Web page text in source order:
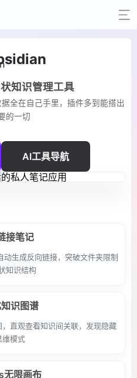
知识管理工具
全在自己手里，插件多到能搭出
的一切
AI工具导航
接笔记
生成反向链接，突破文件夹限制
知识结构
识图谱
直观查看知识间关联，发现隐藏
维模式
无限画布